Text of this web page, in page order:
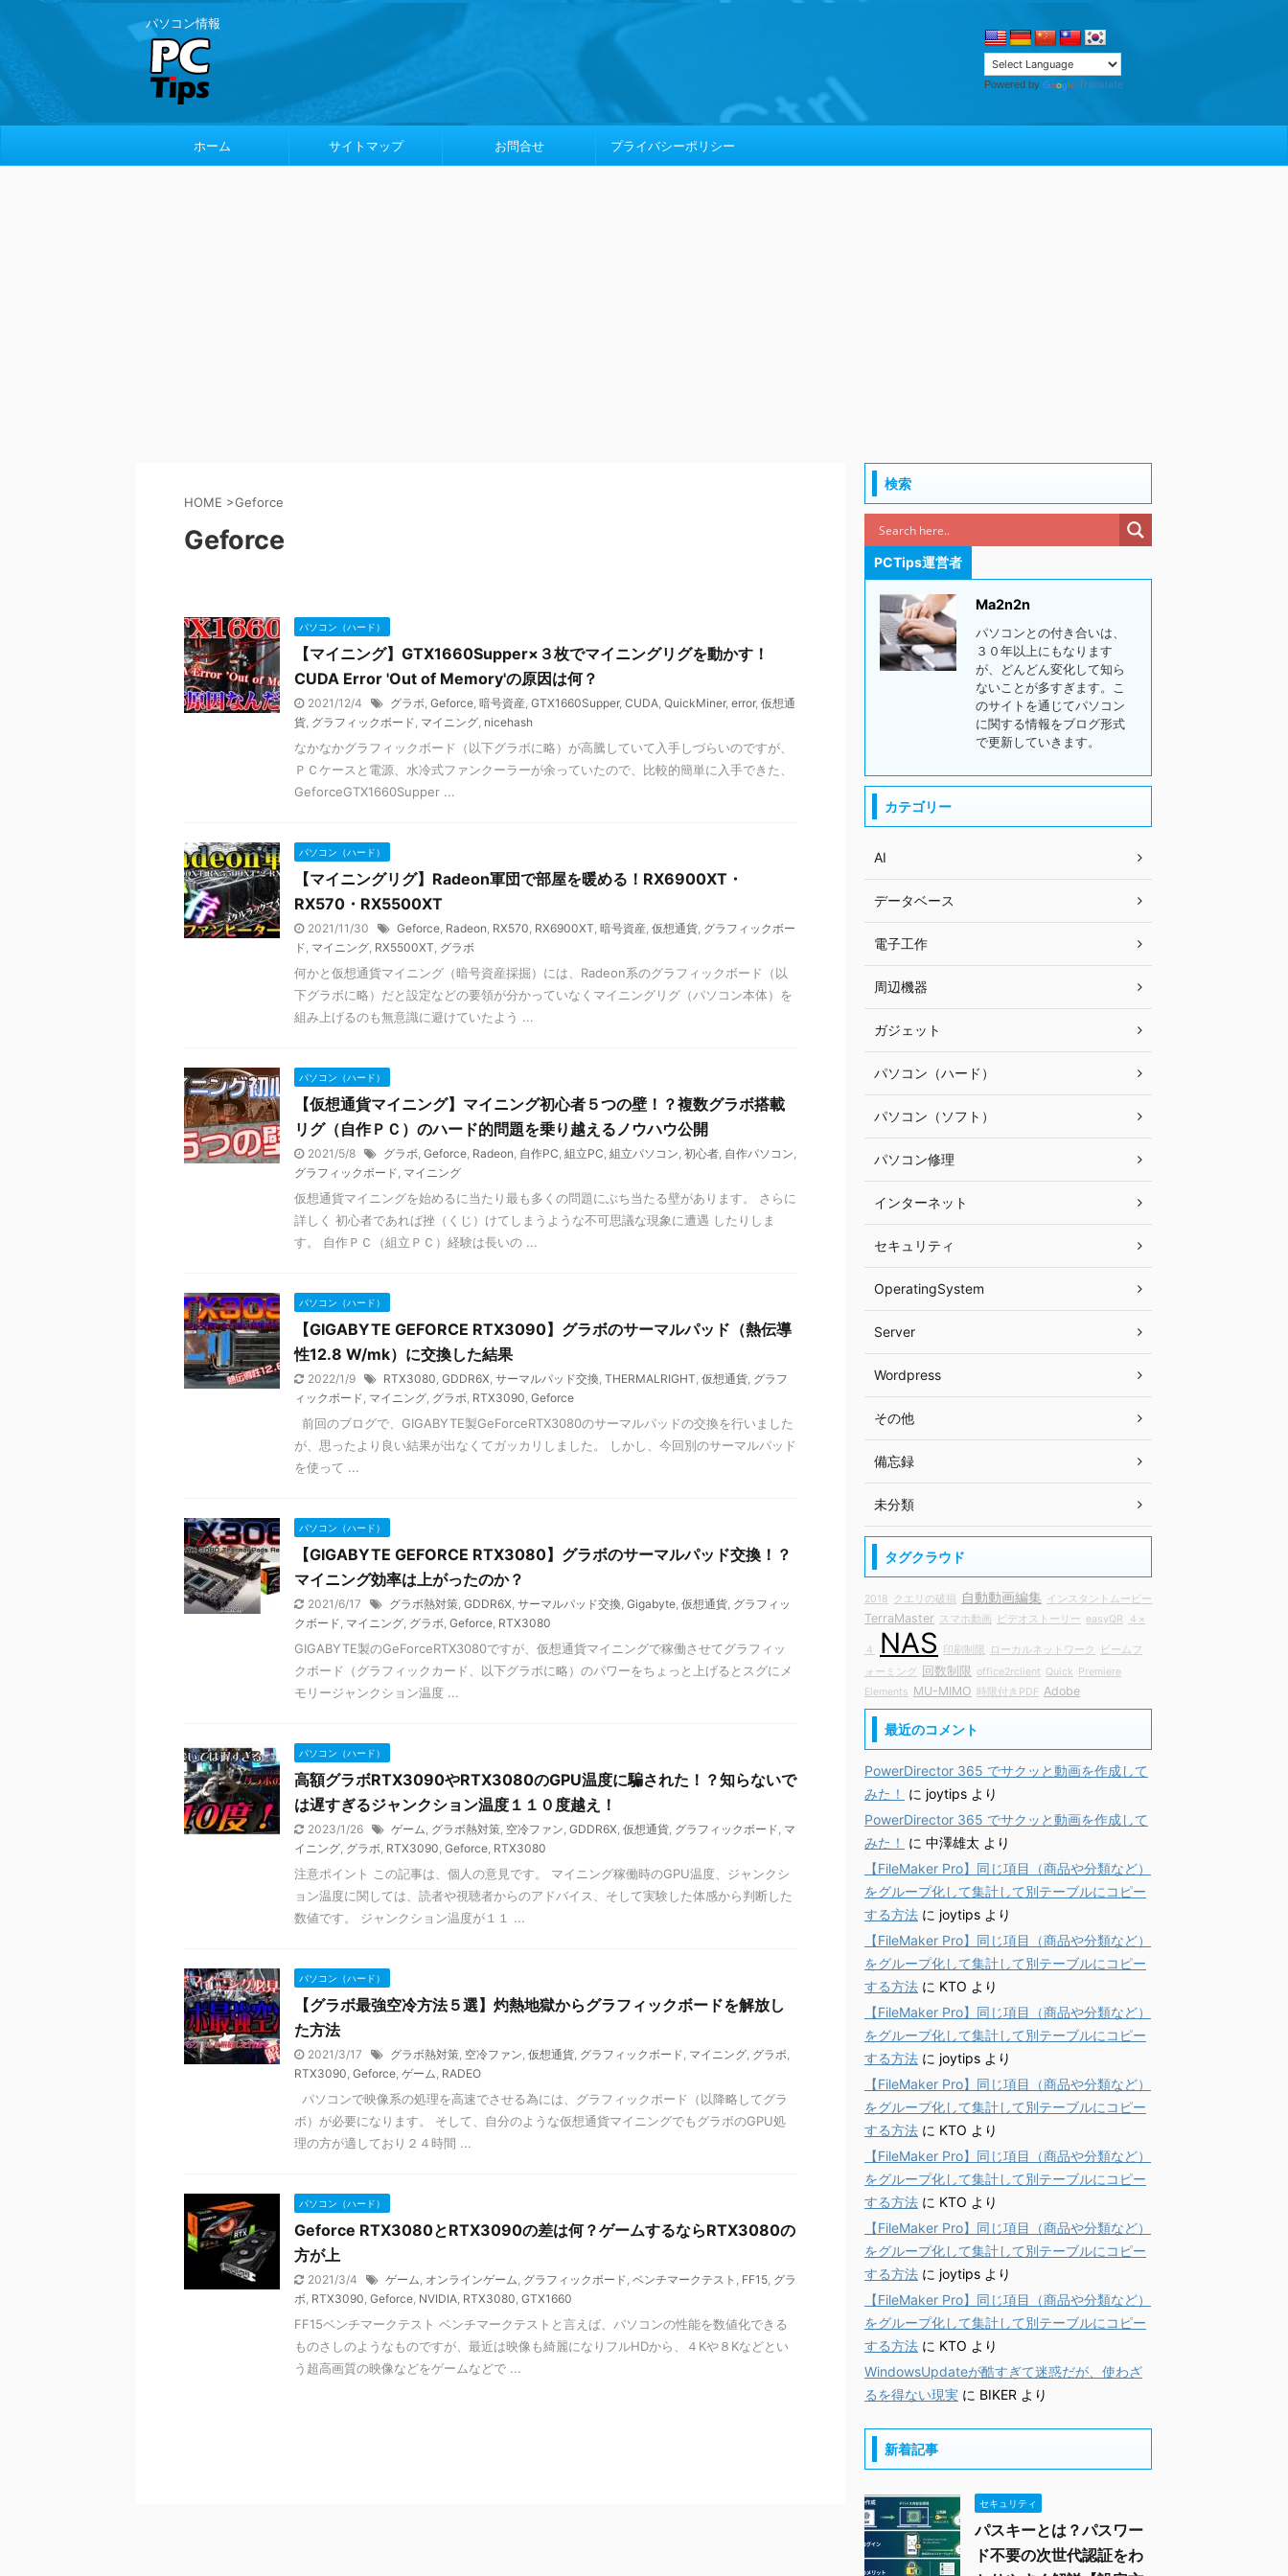
パソコン情報
Powered by Translate
ホーム サイトマップ お問合せ プライバシーポリシー
HOME >Geforce
Geforce
パソコン（ハード）
【マイニング】GTX1660Supper×３枚でマイニングリグを動かす！
CUDA Error 'Out of Memory'の原因は何？
2021/12/4 グラボ, Geforce, 暗号資産, GTX1660Supper, CUDA, QuickMiner, error, 仮想通
貨, グラフィックボード, マイニング, nicehash
なかなかグラフィックボード（以下グラボに略）が高騰していて入手しづらいのですが、
ＰＣケースと電源、水冷式ファンクーラーが余っていたので、比較的簡単に入手できた、
GeforceGTX1660Supper ...
パソコン（ハード）
【マイニングリグ】Radeon軍団で部屋を暖める！RX6900XT・
RX570・RX5500XT
2021/11/30 Geforce, Radeon, RX570, RX6900XT, 暗号資産, 仮想通貨, グラフィックボー
ド, マイニング, RX5500XT, グラボ
何かと仮想通貨マイニング（暗号資産採掘）には、Radeon系のグラフィックボード（以
下グラボに略）だと設定などの要領が分かっていなくマイニングリグ（パソコン本体）を
組み上げるのも無意識に避けていたよう ...
パソコン（ハード）
【仮想通貨マイニング】マイニング初心者５つの壁！？複数グラボ搭載
リグ（自作ＰＣ）のハード的問題を乗り越えるノウハウ公開
2021/5/8 グラボ, Geforce, Radeon, 自作PC, 組立PC, 組立パソコン, 初心者, 自作パソコン,
グラフィックボード, マイニング
仮想通貨マイニングを始めるに当たり最も多くの問題にぶち当たる壁があります。 さらに
詳しく 初心者であれば挫（くじ）けてしまうような不可思議な現象に遭遇 したりしま
す。 自作ＰＣ（組立ＰＣ）経験は長いの ...
パソコン（ハード）
【GIGABYTE GEFORCE RTX3090】グラボのサーマルパッド（熱伝導
性12.8 W/mk）に交換した結果
2022/1/9 RTX3080, GDDR6X, サーマルパッド交換, THERMALRIGHT, 仮想通貨, グラフ
ィックボード, マイニング, グラボ, RTX3090, Geforce
前回のブログで、GIGABYTE製GeForceRTX3080のサーマルパッドの交換を行いました
が、思ったより良い結果が出なくてガッカリしました。 しかし、今回別のサーマルパッド
を使って ...
パソコン（ハード）
【GIGABYTE GEFORCE RTX3080】グラボのサーマルパッド交換！？
マイニング効率は上がったのか？
2021/6/17 グラボ熱対策, GDDR6X, サーマルパッド交換, Gigabyte, 仮想通貨, グラフィッ
クボード, マイニング, グラボ, Geforce, RTX3080
GIGABYTE製のGeForceRTX3080ですが、仮想通貨マイニングで稼働させてグラフィッ
クボード（グラフィックカード、以下グラボに略）のパワーをちょっと上げるとスグにメ
モリージャンクション温度 ...
パソコン（ハード）
高額グラボRTX3090やRTX3080のGPU温度に騙された！？知らないで
は遅すぎるジャンクション温度１１０度越え！
2023/1/26 ゲーム, グラボ熱対策, 空冷ファン, GDDR6X, 仮想通貨, グラフィックボード, マ
イニング, グラボ, RTX3090, Geforce, RTX3080
注意ポイント この記事は、個人の意見です。 マイニング稼働時のGPU温度、ジャンクシ
ョン温度に関しては、読者や視聴者からのアドバイス、そして実験した体感から判断した
数値です。 ジャンクション温度が１１ ...
パソコン（ハード）
【グラボ最強空冷方法５選】灼熱地獄からグラフィックボードを解放し
た方法
2021/3/17 グラボ熱対策, 空冷ファン, 仮想通貨, グラフィックボード, マイニング, グラボ,
RTX3090, Geforce, ゲーム, RADEO
パソコンで映像系の処理を高速でさせる為には、グラフィックボード（以降略してグラ
ボ）が必要になります。 そして、自分のような仮想通貨マイニングでもグラボのGPU処
理の方が適しており２４時間 ...
パソコン（ハード）
Geforce RTX3080とRTX3090の差は何？ゲームするならRTX3080の
方が上
2021/3/4 ゲーム, オンラインゲーム, グラフィックボード, ベンチマークテスト , FF15, グラ
ボ, RTX3090, Geforce, NVIDIA, RTX3080, GTX1660
FF15ベンチマークテスト ベンチマークテストと言えば、パソコンの性能を数値化できる
ものさしのようなものですが、最近は映像も綺麗になりフルHDから、４Kや８Kなどとい
う超高画質の映像などをゲームなどで ...
検索
PCTips運営者
Ma2n2n
パソコンとの付き合いは、
３０年以上にもなります
が、どんどん変化して知ら
ないことが多すぎます。こ
のサイトを通じてパソコン
に関する情報をブログ形式
で更新していきます。
カテゴリー
AI
データベース
電子工作
周辺機器
ガジェット
パソコン（ハード）
パソコン（ソフト）
パソコン修理
インターネット
セキュリティ
OperatingSystem
Server
Wordpress
その他
備忘録
未分類
タグクラウド
2018 クエリの破損 自動動画編集 インスタントムービー
TerraMaster スマホ動画 ビデオストーリー easyQR ４×
４ NAS 印刷制限 ローカルネットワーク
ビームフ
ォーミング
回数制限 office2rclient Quick Premiere
Elements MU-MIMO 時限付きPDF Adobe
最近のコメント
PowerDirector 365 でサクッと動画を作成して
みた！
に joytips より
PowerDirector 365 でサクッと動画を作成して
みた！
に 中澤雄太 より
【FileMaker Pro】同じ項目（商品や分類など）
をグループ化して集計して別テーブルにコピー
する方法 に joytips より
【FileMaker Pro】同じ項目（商品や分類など）
をグループ化して集計して別テーブルにコピー
する方法 に KTO より
【FileMaker Pro】同じ項目（商品や分類など）
をグループ化して集計して別テーブルにコピー
する方法 に joytips より
【FileMaker Pro】同じ項目（商品や分類など）
をグループ化して集計して別テーブルにコピー
する方法 に KTO より
【FileMaker Pro】同じ項目（商品や分類など）
をグループ化して集計して別テーブルにコピー
する方法 に KTO より
【FileMaker Pro】同じ項目（商品や分類など）
をグループ化して集計して別テーブルにコピー
する方法 に joytips より
【FileMaker Pro】同じ項目（商品や分類など）
をグループ化して集計して別テーブルにコピー
する方法 に KTO より
WindowsUpdateが酷すぎて迷惑だが、使わざ
るを得ない現実 に BIKER より
新着記事
セキュリティ
パスキーとは？パスワー
ド不要の次世代認証をわ